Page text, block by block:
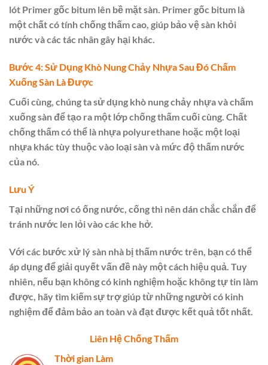
lót Primer gốc bitum lên bề mặt sàn. Primer gốc bitum là
một chất có tính chống thấm cao, giúp bảo vệ sàn khỏi
nước và các tác nhân gây hại khác.
Bước 4: Sử Dụng Khò Nung Chảy Nhựa Sau Đó Chấm
Xuống Sàn Là Được
Cuối cùng, chúng ta sử dụng khò nung chảy nhựa và chấm
xuống sàn để tạo ra một lớp chống thấm cuối cùng. Chất
chống thấm có thể là nhựa polyurethane hoặc một loại
nhựa khác tùy thuộc vào loại sàn và mức độ thấm nước
của nó.
Lưu Ý
Tại những nơi có ống nước, cống thì nên dán chắc chắn để
tránh nước len lỏi vào các khe hở.
Với các bước xử lý sàn nhà bị thấm nước trên, bạn có thể
áp dụng để giải quyết vấn đề này một cách hiệu quả. Tuy
nhiên, nếu bạn không có kinh nghiệm hoặc không tự tin làm
được, hãy tìm kiếm sự trợ giúp từ những người có kinh
nghiệm để đảm bảo an toàn và đạt được kết quả tốt nhất.
Liên Hệ Chống Thấm
Thời gian Làm